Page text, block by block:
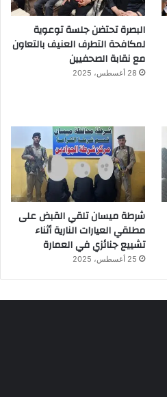
البصرة تحتضن جلسة توعوية
لمكافحة التطرف العنيف بالتعاون
مع نقابة الصحفيين
28 أغسطس، 2025
شرطة ميسان تلقي القبض على
مطلقي العيارات النارية أثناء
تشييع جنائزي في العمارة
25 أغسطس، 2025